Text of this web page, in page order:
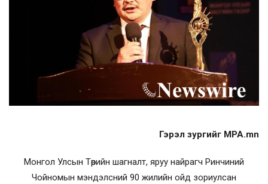
Гэрэл зургийг MPA.mn
Монгол Улсын Төрийн шагналт, яруу найрагч Ринчиний
Чойномын мэндэлсний 90 жилийн ойд зориулсан